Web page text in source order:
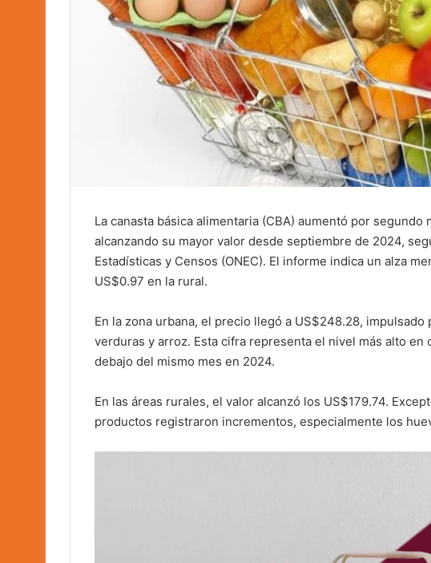
La canasta básica alimentaria (CBA) aumentó por
alcanzando su mayor valor desde septiembre de 2024,
Estadísticas y Censos (ONEC). El informe indica un alza
US$0.97 en la rural.
En la zona urbana, el precio llegó a US$248.28,
verduras y arroz. Esta cifra representa el nivel más alto
debajo del mismo mes en 2024.
En las áreas rurales, el valor alcanzó los US$179.74.
productos registraron incrementos, especialmente los